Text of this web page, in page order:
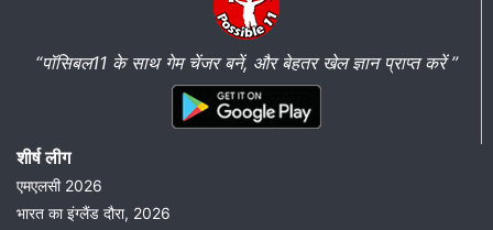
“पॉसिबल11 के साथ गेम चेंजर बनें, और बेहतर खेल ज्ञान प्राप्त करें ”
शीर्ष लीग
एमएलसी 2026
भारत का इंग्लैंड दौरा, 2026